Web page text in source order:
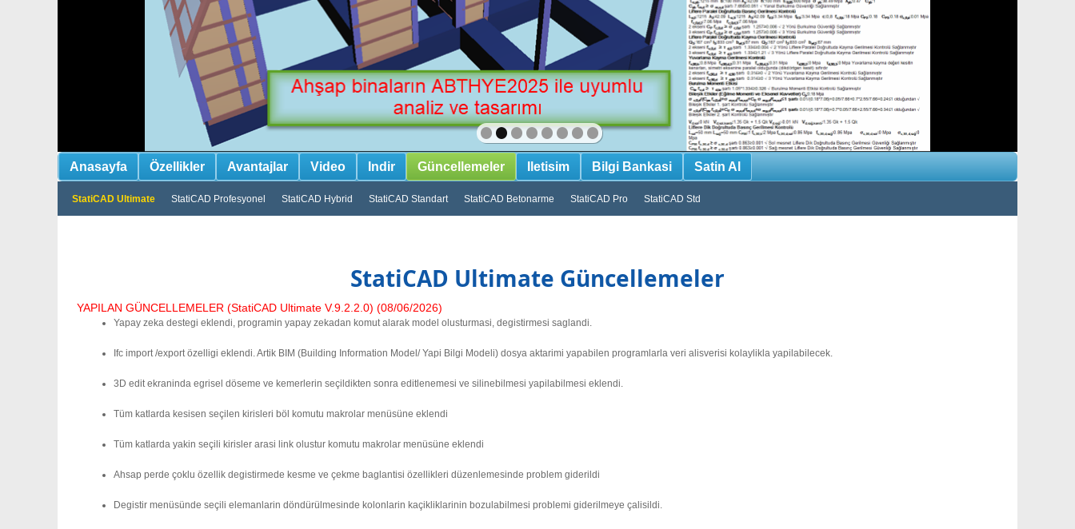
Anasayfa Özellikler Avantajlar Video Indir Güncellemeler Iletisim Bilgi Bankasi Satin Al
StatiCAD Ultimate StatiCAD Profesyonel StatiCAD Hybrid StatiCAD Standart StatiCAD Betonarme StatiCAD Pro StatiCAD Std
StatiCAD Ultimate Güncellemeler
YAPILAN GÜNCELLEMELER (StatiCAD Ultimate V.9.2.2.0) (08/06/2026)
Yapay zeka destegi eklendi, programin yapay zekadan komut alarak model olusturmasi, degistirmesi saglandi.
Ifc import /export özelligi eklendi. Artik BIM (Building Information Model/ Yapi Bilgi Modeli) dosya aktarimi yapabilen programlarla veri alisverisi kolaylikla yapilabilecek.
3D edit ekraninda egrisel döseme ve kemerlerin seçildikten sonra editlenemesi ve silinebilmesi yapilabilmesi eklendi.
Tüm katlarda kesisen seçilen kirisleri böl komutu makrolar menüsüne eklendi
Tüm katlarda yakin seçili kirisler arasi link olustur komutu makrolar menüsüne eklendi
Ahsap perde çoklu özellik degistirmede kesme ve çekme baglantisi özellikleri düzenlemesinde problem giderildi
Degistir menüsünde seçili elemanlarin döndürülmesinde kolonlarin kaçikliklarinin bozulabilmesi problemi giderilmeye çalisildi.